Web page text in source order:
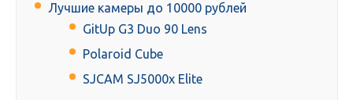
Лучшие камеры до 10000 рублей
GitUp G3 Duo 90 Lens
Polaroid Cube
SJCAM SJ5000x Elite